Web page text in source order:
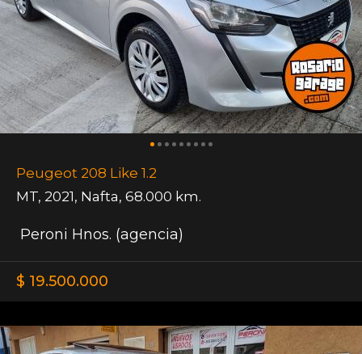
Peugeot 208 Like 1.2
MT, 2021, Nafta, 68.000 km.
Peroni Hnos. (agencia)
$ 19.500.000